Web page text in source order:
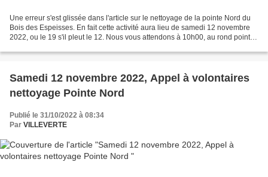
Une erreur s'est glissée dans l'article sur le nettoyage de la pointe Nord du
Bois des Espeisses. En fait cette activité aura lieu de samedi 12 novembre
2022, ou le 19 s'il pleut le 12. Nous vous attendons à 10h00, au rond point
Samedi 12 novembre 2022, Appel à volontaires
nettoyage Pointe Nord
Publié le 31/10/2022 à 08:34
Par VILLEVERTE